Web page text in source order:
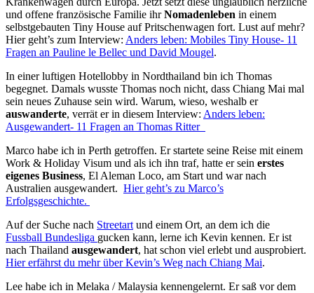
und offene französische Familie ihrNomadenleben in einem
selbstgebauten Tiny House auf Pritschenwagen fort. Lust auf mehr?
Hier geht’s zum Interview: Anders leben: Mobiles Tiny House- 11
Fragen an Pauline le Bellec und David Mougel.
In einer luftigen Hotellobby in Nordthailand bin ich Thomas
begegnet. Damals wusste Thomas noch nicht, dass Chiang Mai mal
sein neues Zuhause sein wird. Warum, wieso, weshalb er
auswanderte, verrät er in diesem Interview: Anders leben:
Ausgewandert- 11 Fragen an Thomas Ritter
Marco habe ich in Perth getroffen. Er startete seine Reise mit einem
Work & Holiday Visum und als ich ihn traf, hatte er sein erstes
eigenes Business, El Aleman Loco, am Start und war nach
Australien ausgewandert. Hier geht’s zu Marco’s
Erfolgsgeschichte.
Auf der Suche nach Streetart und einem Ort, an dem ich die
Fussball Bundesliga gucken kann, lerne ich Kevin kennen. Er ist
nach Thailand ausgewandert, hat schon viel erlebt und ausprobiert.
Hier erfährst du mehr über Kevin’s Weg nach Chiang Mai.
Lee habe ich in Melaka / Malaysia kennengelernt. Er saß vor dem